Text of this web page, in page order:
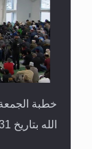
خطبة الجمعة
الله بتاريخ 31-07-2026